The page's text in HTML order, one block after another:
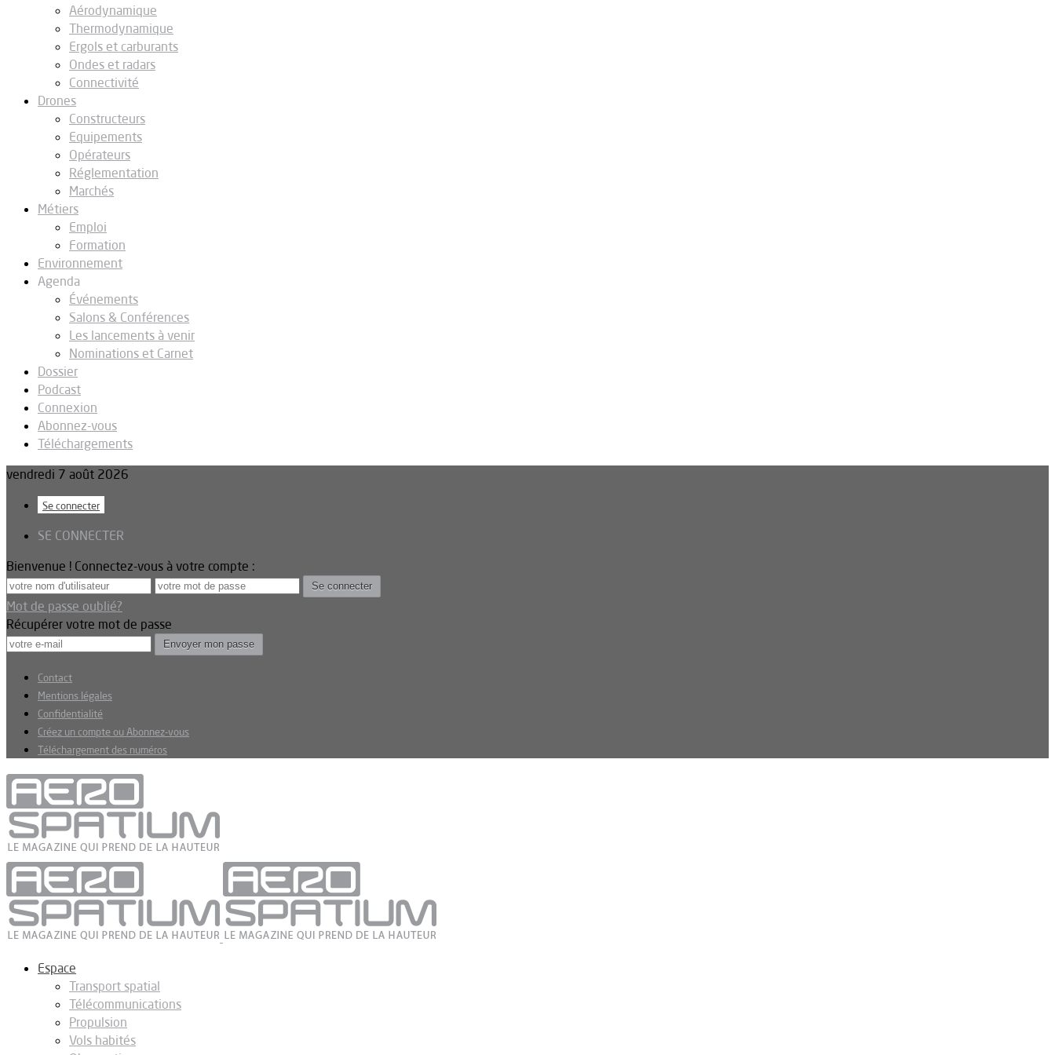
Aérodynamique
Thermodynamique
Ergols et carburants
Ondes et radars
Connectivité
Drones
Constructeurs
Equipements
Opérateurs
Réglementation
Marchés
Métiers
Emploi
Formation
Environnement
Agenda
Événements
Salons & Conférences
Les lancements à venir
Nominations et Carnet
Dossier
Podcast
Connexion
Abonnez-vous
Téléchargements
vendredi 7 août 2026
Se connecter
SE CONNECTER
Bienvenue ! Connectez-vous à votre compte :
Mot de passe oublié?
Récupérer votre mot de passe
Contact
Mentions légales
Confidentialité
Créez un compte ou Abonnez-vous
Téléchargement des numéros
Espace
Transport spatial
Télécommunications
Propulsion
Vols habités